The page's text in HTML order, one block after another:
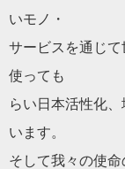
いモノ・
サービスを通じて
使っても
らい日本活性化
います。
そして我々の使命